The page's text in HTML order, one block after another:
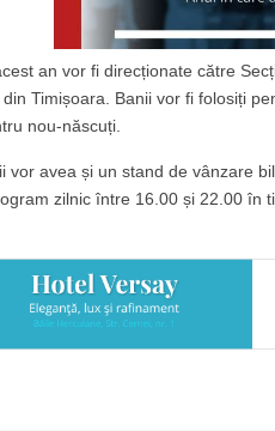
an vor fi direcționate către
Timișoara. Banii vor fi folosiți
nou-născuți.
vor avea și un stand de vânzare
zilnic între 16.00 și 22.00 în